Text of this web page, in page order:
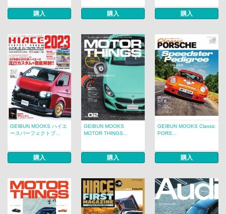
購入 購入 購入
GEIBUN MOOKS ハイエ
ースパーフェクトブ...
購入
GEIBUN MOOKS
MOTOR THINGS...
購入
GEIBUN MOOKS Classic
PORS...
購入